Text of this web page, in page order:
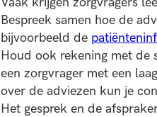
Bespreek samen hoe de
bijvoorbeeld de
Houd ook rekening met de
een zorgvrager met een
over de adviezen kun je
Het gesprek en de